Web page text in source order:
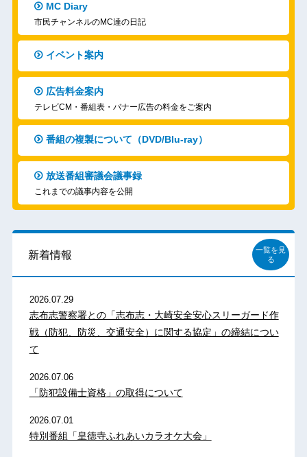
MC Diary
市民チャンネルのMC達の日記
イベント案内
広告料金案内
テレビCM・番組表・バナー広告の料金をご案内
番組の複製について（DVD/Blu-ray）
放送番組審議会議事録
これまでの議事内容を公開
新着情報
一覧を見
る
2026.07.29
志布志警察署との「志布志・大崎安全安心スリーガード作
戦（防犯、防災、交通安全）に関する協定」の締結につい
て
2026.07.06
「防犯設備士資格」の取得について
2026.07.01
特別番組「皇徳寺ふれあいカラオケ大会」